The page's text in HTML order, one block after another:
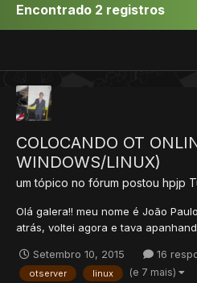
Encontrado 2 registros
COLOCANDO OT
WINDOWS/LINUX)
um tópico no fórum postou hpjp
Olá galera!! meu nome é João
atrás, voltei agora e tava
10.x.. e consegui Fiz um tutorial em
se pensar de forma diferente!!
Setembro 10, 2015 16
otserver linux (e 7 mais)